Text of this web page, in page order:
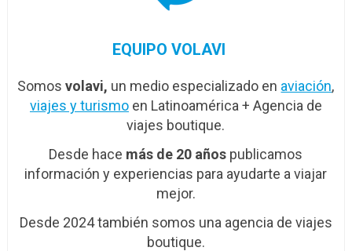
EQUIPO VOLAVI
Somosvolavi, un medio especializado en aviación,
viajes y turismoen Latinoamérica + Agencia de
viajes boutique.
Desde hace más de 20 años publicamos
información y experiencias para ayudarte a viajar
mejor.
Desde 2024 también somos una agencia de viajes
boutique.